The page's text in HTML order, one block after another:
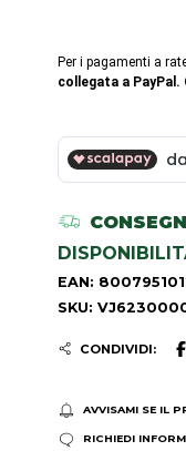
Per i pagamenti a
collegata a
EAN:
SKU:
CONDIVIDI:
AVVISAMI SE IL
RICHIEDI